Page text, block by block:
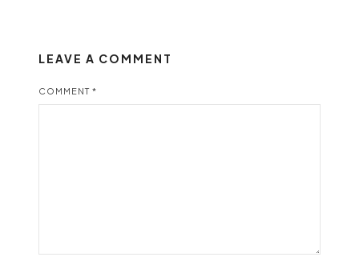
LEAVE A COMMENT
COMMENT*